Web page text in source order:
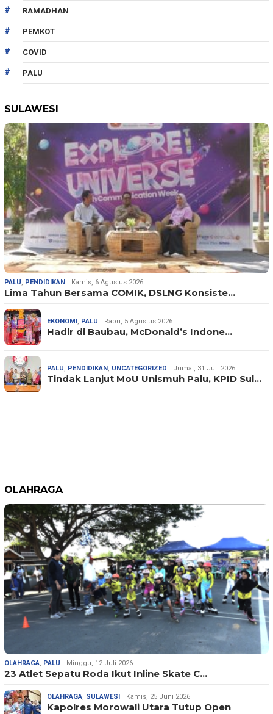
RAMADHAN
PEMKOT
COVID
PALU
SULAWESI
PALU, PENDIDIKAN Kamis, 6 Agustus 2026
Lima Tahun Bersama COMIK, DSLNG Konsiste…
EKONOMI , PALU Rabu, 5 Agustus 2026
Hadir di Baubau, McDonald’s Indone…
PALU, PENDIDIKAN , UNCATEGORIZED Jumat, 31 Juli 2026
Tindak Lanjut MoU Unismuh Palu, KPID Sul…
OLAHRAGA
OLAHRAGA, PALU Minggu, 12 Juli 2026
23 Atlet Sepatu Roda Ikut Inline Skate C…
OLAHRAGA, SULAWESI Kamis, 25 Juni 2026
Kapolres Morowali Utara Tutup Open